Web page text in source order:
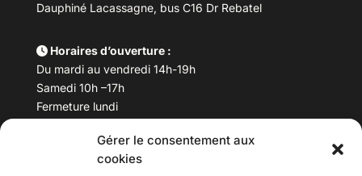
Gérer le consentement aux
cookies
Dauphiné Lacassagne, bus C16 Dr Rebatel
Horaires d’ouverture :
Du mardi au vendredi 14h-19h
Samedi 10h –17h
Fermeture lundi
Téléphone : 04 78 53 06 40
maisondesculturesasiatiques@asiexpo.com